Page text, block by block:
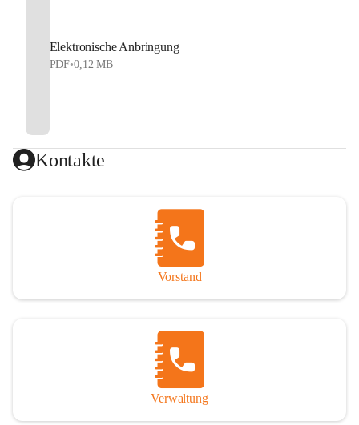
Elektronische Anbringung
PDF•0,12 MB
Kontakte
Vorstand
Verwaltung